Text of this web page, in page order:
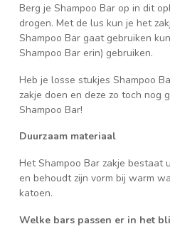
Berg je Shampoo Bar op in dit
drogen. Met de lus kun je het
Shampoo Bar gaat gebruiken
Shampoo Bar erin) gebruiken.
Heb je losse stukjes Shampoo
zakje doen en deze zo toch nog
Shampoo Bar!
Duurzaam materiaal
Het Shampoo Bar zakje bestaat
en behoudt zijn vorm bij warm
katoen.
Welke bars passen er in het